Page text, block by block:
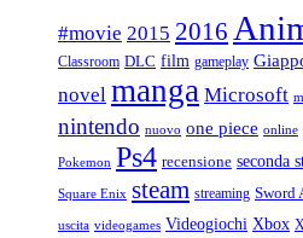
#movie 2015 2016
Classroom DLC film gameplay
novel manga Microsoft
nintendo nuovo one piece online
Pokemon Ps4 recensione seconda
Square Enix steam streaming Sword
uscita videogames Videogiochi Xbox